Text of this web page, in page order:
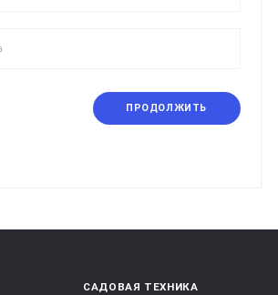
ПРОДОЛЖИТЬ
САДОВАЯ ТЕХНИКА